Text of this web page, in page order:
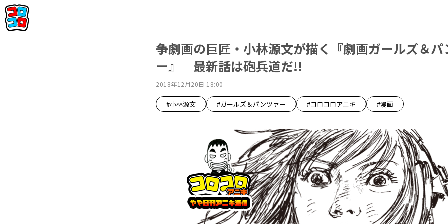
争劇画の巨匠・小林源文が描く『劇画ガールズ＆
ー』 最新話は砲兵道だ!!
2018年12月20日 18:00
#小林源文 #ガールズ＆パンツァー #コロコロアニキ #漫画